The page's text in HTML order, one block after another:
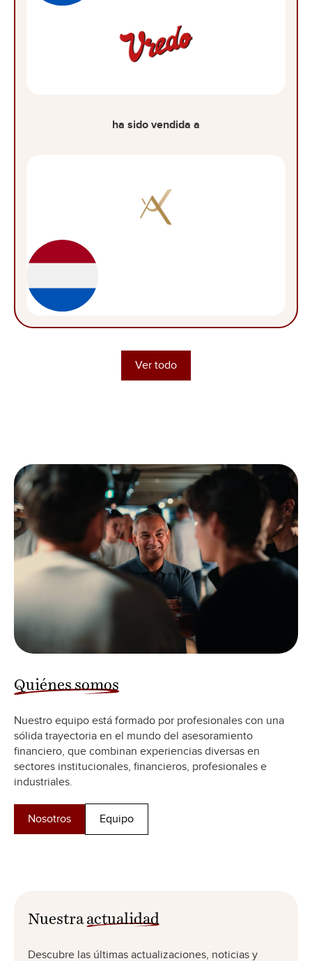
ha sido vendida a
Ver todo
Quiénes somos
Nuestro equipo está formado por profesionales con una
sólida trayectoria en el mundo del asesoramiento
financiero, que combinan experiencias diversas en
sectores institucionales, financieros, profesionales e
industriales.
Nosotros Equipo
Nuestra actualidad
Descubre las últimas actualizaciones, noticias y